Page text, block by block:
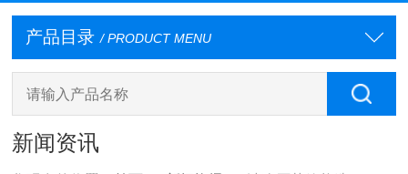
产品目录 / PRODUCT MENU
新闻资讯